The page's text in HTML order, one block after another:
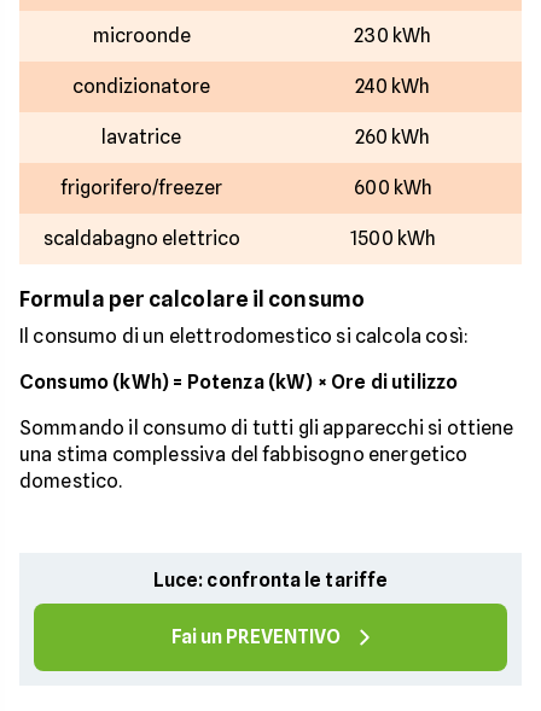
microonde 230 kWh
condizionatore 240 kWh
lavatrice 260 kWh
frigorifero/freezer 600 kWh
scaldabagno elettrico 1500 kWh
Formula per calcolare il consumo
Il consumo di un elettrodomestico si calcola così:
Consumo (kWh) = Potenza (kW) × Ore di utilizzo
Sommando il consumo di tutti gli apparecchi si ottiene
una stima complessiva del fabbisogno energetico
domestico.
Luce: confronta le tariffe
Fai un PREVENTIVO